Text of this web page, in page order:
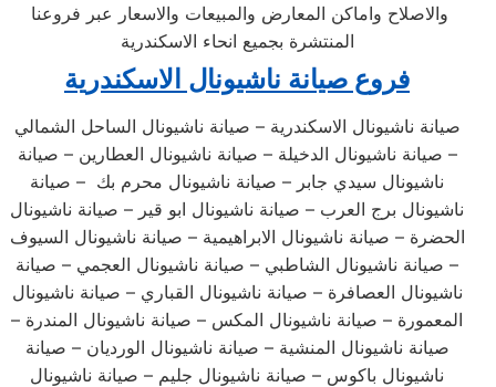
المنتشرة بجميع انحاء الاسكندرية
فروع صيانة ناشيونال الاسكندرية
صيانة ناشيونال الاسكندرية – صيانة ناشيونال الساحل الشمالي
– صيانة ناشيونال الدخيلة – صيانة ناشيونال العطارين – صيانة
ناشيونال سيدي جابر – صيانة ناشيونال محرم بك – صيانة
ناشيونال برج العرب – صيانة ناشيونال ابو قير – صيانة ناشيونال
الحضرة – صيانة ناشيونال الابراهيمية – صيانة ناشيونال السيوف
– صيانة ناشيونال الشاطبي – صيانة ناشيونال العجمي – صيانة
ناشيونال العصافرة – صيانة ناشيونال القباري – صيانة ناشيونال
المعمورة – صيانة ناشيونال المكس – صيانة ناشيونال المندرة –
صيانة ناشيونال المنشية – صيانة ناشيونال الورديان – صيانة
ناشيونال باكوس – صيانة ناشيونال جليم – صيانة ناشيونال